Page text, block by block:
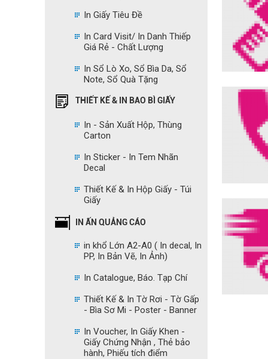
In Giấy Tiêu Đề
In Card Visit/ In Danh Thiếp
Giá Rẻ - Chất Lượng
In Sổ Lò Xo, Sổ Bìa Da, Sổ
Note, Sổ Quà Tặng
THIẾT KẾ & IN BAO BÌ GIẤY
In - Sản Xuất Hộp, Thùng
Carton
In Sticker - In Tem Nhãn
Decal
Thiết Kế & In Hộp Giấy - Túi
Giấy
IN ẤN QUẢNG CÁO
in khổ Lớn A2-A0 ( In decal, In
PP, In Bản Vẽ, In Ảnh)
In Catalogue, Báo. Tạp Chí
Thiết Kế & In Tờ Rơi - Tờ Gấp
- Bìa Sơ Mi - Poster - Banner
In Voucher, In Giấy Khen -
Giấy Chứng Nhận , Thẻ bảo
hành, Phiếu tích điểm